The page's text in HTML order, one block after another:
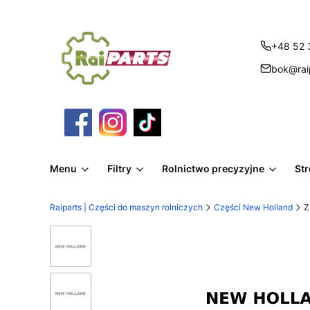
+48 52
Menu Filtry Rolnictwo precyzyjne
Raiparts | Części do maszyn rolniczych Części New Holland